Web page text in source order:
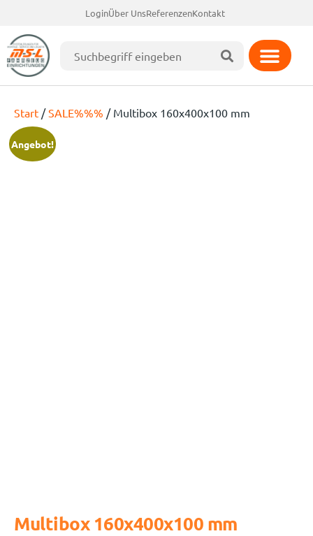
LoginÜber UnsReferenzenKontakt
Start /SALE%%% / Multibox 160x400x100 mm
Angebot!
Multibox 160x400x100 mm